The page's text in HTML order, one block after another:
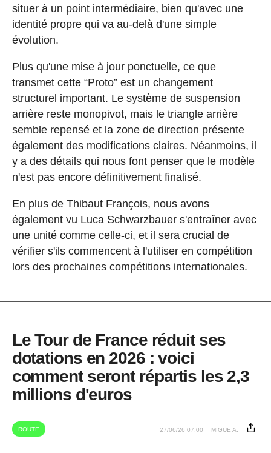
situer à un point intermédiaire, bien qu'avec une
identité propre qui va au-delà d'une simple
évolution.
Plus qu'une mise à jour ponctuelle, ce que
transmet cette “Proto” est un changement
structurel important. Le système de suspension
arrière reste monopivot, mais le triangle arrière
semble repensé et la zone de direction présente
également des modifications claires. Néanmoins, il
y a des détails qui nous font penser que le modèle
n'est pas encore définitivement finalisé.
En plus de Thibaut François, nous avons
également vu Luca Schwarzbauer s'entraîner avec
une unité comme celle-ci, et il sera crucial de
vérifier s'ils commencent à l'utiliser en compétition
lors des prochaines compétitions internationales.
Le Tour de France réduit ses
dotations en 2026 : voici
comment seront répartis les 2,3
millions d'euros
ROUTE 27/06/26 07:00 MIGUE A.